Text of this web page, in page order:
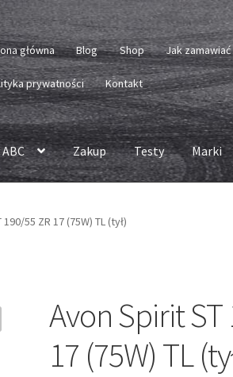
główna Blog Shop Jak zamawiać
prywatności Kontakt
Zakup Testy Marki
55 ZR 17 (75W) TL (tył)
Avon Spirit ST
17 (75W) TL